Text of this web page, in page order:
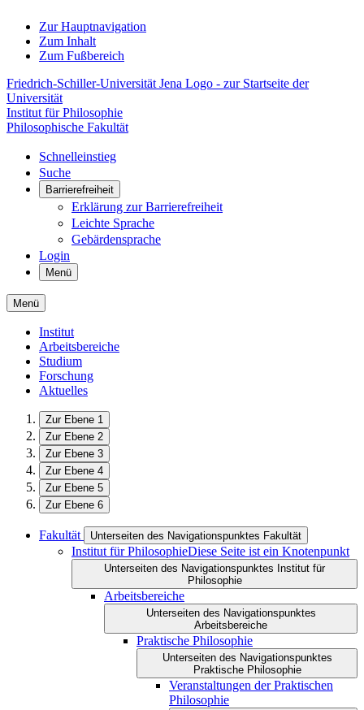
Zur Hauptnavigation
Zum Inhalt
Zum Fußbereich
Friedrich-Schiller-Universität Jena Logo - zur Startseite der
Universität
Institut für Philosophie
Philosophische Fakultät
Schnelleinstieg
Suche
Barrierefreiheit
Erklärung zur Barrierefreiheit
Leichte Sprache
Gebärdensprache
Login
Menü
Menü
Institut
Arbeitsbereiche
Studium
Forschung
Aktuelles
Zur Ebene 1
Zur Ebene 2
Zur Ebene 3
Zur Ebene 4
Zur Ebene 5
Zur Ebene 6
Fakultät Unterseiten des Navigationspunktes Fakultät
Institut für PhilosophieDiese Seite ist ein Knotenpunkt
Unterseiten des Navigationspunktes Institut für
Philosophie
Arbeitsbereiche
Unterseiten des Navigationspunktes
Arbeitsbereiche
Praktische Philosophie
Unterseiten des Navigationspunktes
Praktische Philosophie
Veranstaltungen der Praktischen
Philosophie